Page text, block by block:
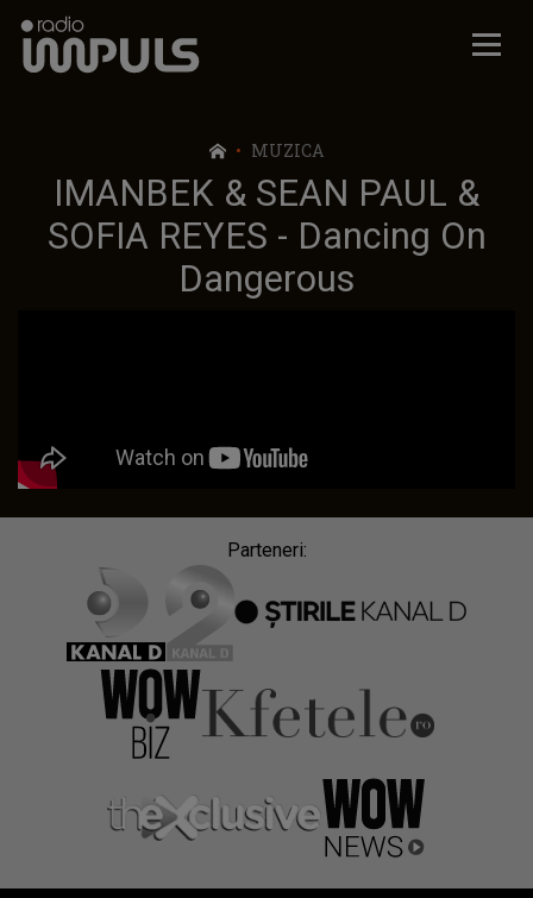
Radio Impuls
MUZICA
IMANBEK & SEAN PAUL &
SOFIA REYES - Dancing On
Dangerous
Parteneri: